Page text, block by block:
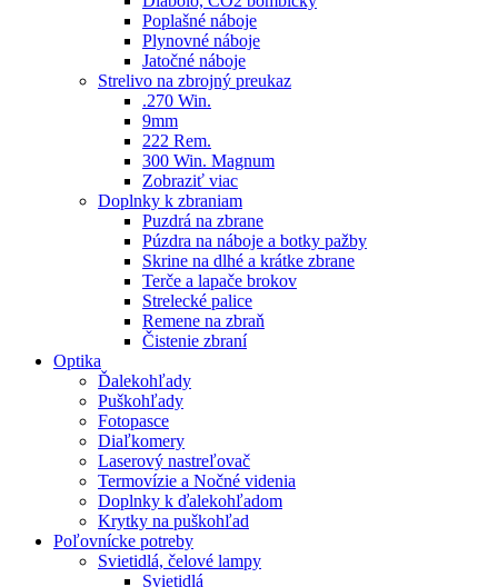
Poplašné náboje
Plynovné náboje
Jatočné náboje
Strelivo na zbrojný preukaz
.270 Win.
9mm
222 Rem.
300 Win. Magnum
Zobraziť viac
Doplnky k zbraniam
Puzdrá na zbrane
Púzdra na náboje a botky pažby
Skrine na dlhé a krátke zbrane
Terče a lapače brokov
Strelecké palice
Remene na zbraň
Čistenie zbraní
Optika
Ďalekohľady
Puškohľady
Fotopasce
Diaľkomery
Laserový nastreľovač
Termovízie a Nočné videnia
Doplnky k ďalekohľadom
Krytky na puškohľad
Poľovnícke potreby
Svietidlá, čelové lampy
Svietidlá